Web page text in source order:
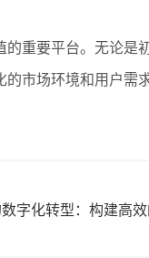
的重要平台。无论是
市场环境和用户需求
字化转型：构建高